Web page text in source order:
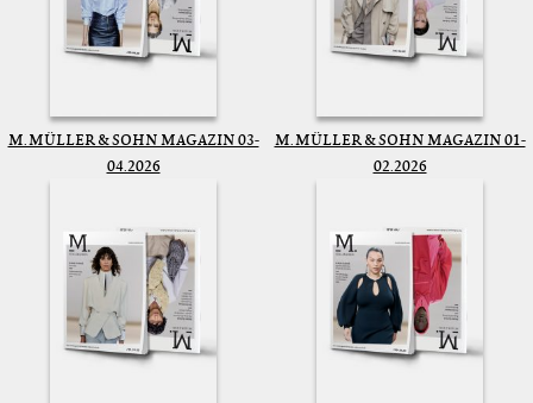
M. MÜLLER & SOHN MAGAZIN 03-
04.2026
M. MÜLLER & SOHN MAGAZIN 01-
02.2026